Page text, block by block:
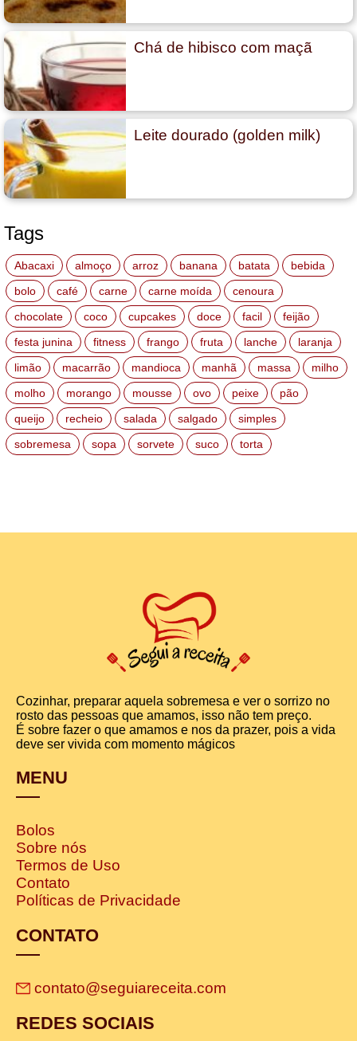
Chá de hibisco com maçã
Leite dourado (golden milk)
Tags
Abacaxi almoço arroz banana batata
bebida
bolo
café carne carne moída
cenoura
chocolate
coco cupcakes doce facil
feijão
festa junina
fitness frango fruta lanche
laranja
limão
macarrão mandioca manhã massa
milho
molho
morango mousse ovo peixe
pão
queijo
recheio salada salgado
simples
sobremesa
sopa sorvete suco torta
Cozinhar, preparar aquela sobremesa e ver o sorrizo no
rosto das pessoas que amamos, isso não tem preço.
É sobre fazer o que amamos e nos da prazer, pois a vida
deve ser vivida com momento mágicos
MENU
Bolos
Sobre nós
Termos de Uso
Contato
Políticas de Privacidade
CONTATO
contato@seguiareceita.com
REDES SOCIAIS